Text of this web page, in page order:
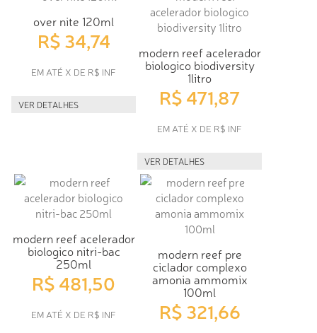
over nite 120ml
R$ 34,74
EM ATÉ X DE R$ INF
VER DETALHES
modern reef acelerador
biologico biodiversity
1litro
R$ 471,87
EM ATÉ X DE R$ INF
VER DETALHES
modern reef acelerador
biologico nitri-bac
250ml
R$ 481,50
EM ATÉ X DE R$ INF
modern reef pre
ciclador complexo
amonia ammomix
100ml
R$ 321,66